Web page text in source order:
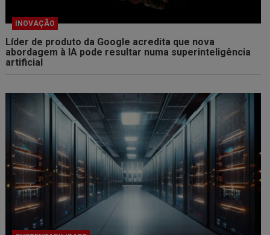
INOVAÇÃO
Líder de produto da Google acredita que nova
abordagem à IA pode resultar numa superinteligência
artificial